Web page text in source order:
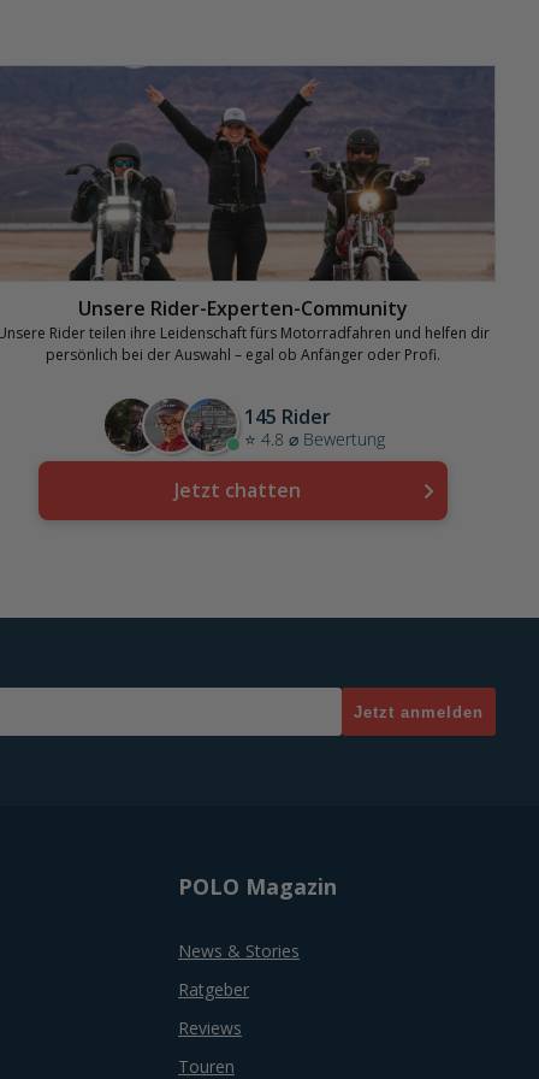
Unsere Rider-Experten-Community
Rider teilen ihre Leidenschaft fürs Motorradfahren und helfen dir
persönlich bei der Auswahl – egal ob Anfänger oder Profi.
145 Rider
⭐ 4.8 ⌀ Bewertung
Jetzt chatten
Jetzt anmelden
POLO Magazin
News & Stories
Ratgeber
Reviews
Touren